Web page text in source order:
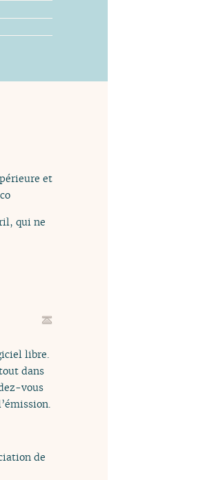
et
qui ne
libre.
dans
vous
de